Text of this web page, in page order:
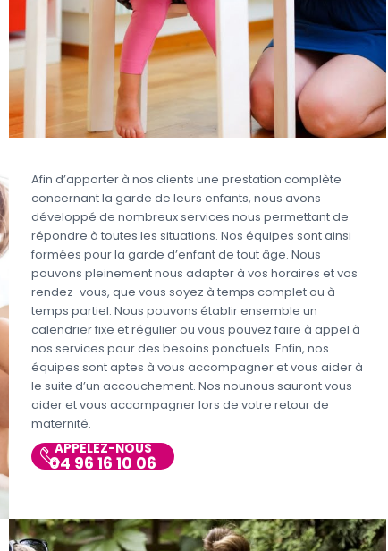
Afin d’apporter à nos clients une prestation complète
concernant la garde de leurs enfants, nous avons
développé de nombreux services nous permettant de
répondre à toutes les situations. Nos équipes sont ainsi
formées pour la garde d’enfant de tout âge. Nous
pouvons pleinement nous adapter à vos horaires et vos
rendez-vous, que vous soyez à temps complet ou à
temps partiel. Nous pouvons établir ensemble un
calendrier fixe et régulier ou vous pouvez faire à appel à
nos services pour des besoins ponctuels. Enfin, nos
équipes sont aptes à vous accompagner et vous aider à
le suite d’un accouchement. Nos nounous sauront vous
aider et vous accompagner lors de votre retour de
maternité.
APPELEZ-NOUS
04 96 16 10 06